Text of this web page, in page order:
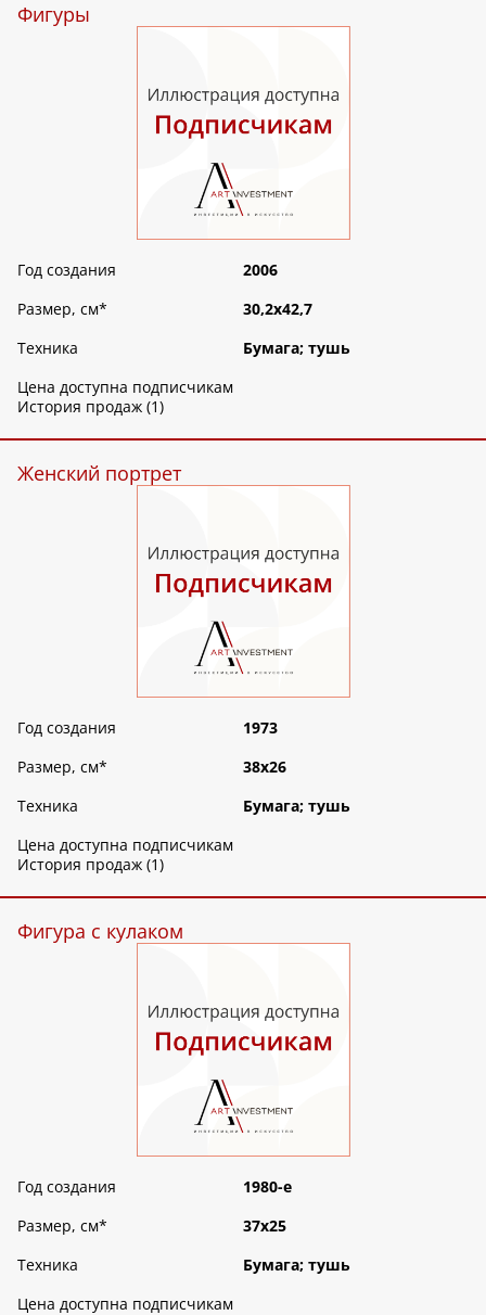
Фигуры
Год создания
2006
Размер, см*
30,2х42,7
Техника
Бумага; тушь
Цена доступна подписчикам
История продаж (1)
Женский портрет
Год создания
1973
Размер, см*
38х26
Техника
Бумага; тушь
Цена доступна подписчикам
История продаж (1)
Фигура с кулаком
Год создания
1980-е
Размер, см*
37х25
Техника
Бумага; тушь
Цена доступна подписчикам